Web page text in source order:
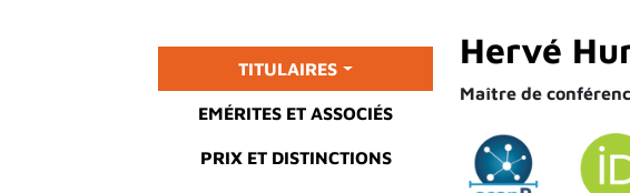
Main menuTITULAIRES
EMÉRITES ET ASSOCIÉS
PRIX ET DISTINCTIONS
Hervé
Maître de